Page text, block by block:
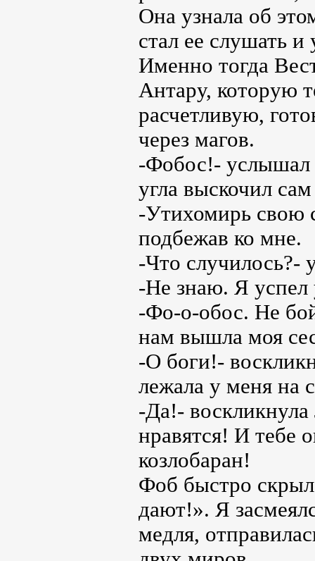
Она узнала об
стал ее слушать
Именно тогда
Антару, которую
расчетливую,
через магов.
-Фобос!- услышал
угла выскочил
-Утихомирь свою
подбежав ко мне.
-Что случилось?-
-Не знаю. Я успел
-Фо-о-обос. Не
нам вышла моя
-О боги!-
лежала у меня на
-Да!-
нравятся! И тебе
козлобаран!
Фоб быстро
дают!». Я
медля,